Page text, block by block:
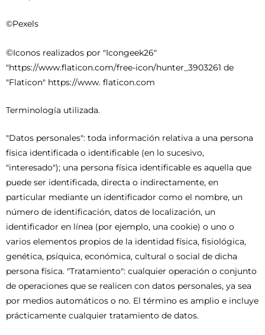
©Pexels
©Iconos realizados por "Icongeek26"
"https://www.flaticon.com/free-icon/hunter_3903261 de
"Flaticon" https://www. flaticon.com
Terminología utilizada.
"Datos personales": toda información relativa a una persona
física identificada o identificable (en lo sucesivo,
"interesado"); una persona física identificable es aquella que
puede ser identificada, directa o indirectamente, en
particular mediante un identificador como el nombre, un
número de identificación, datos de localización, un
identificador en línea (por ejemplo, una cookie) o uno o
varios elementos propios de la identidad física, fisiológica,
genética, psíquica, económica, cultural o social de dicha
persona física. "Tratamiento": cualquier operación o conjunto
de operaciones que se realicen con datos personales, ya sea
por medios automáticos o no. El término es amplio e incluye
prácticamente cualquier tratamiento de datos.